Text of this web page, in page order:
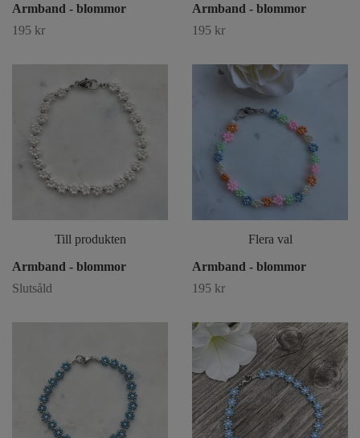
Armband - blommor
195 kr
Armband - blommor
195 kr
Till produkten
Armband - blommor
Slutsåld
Flera val
Armband - blommor
195 kr